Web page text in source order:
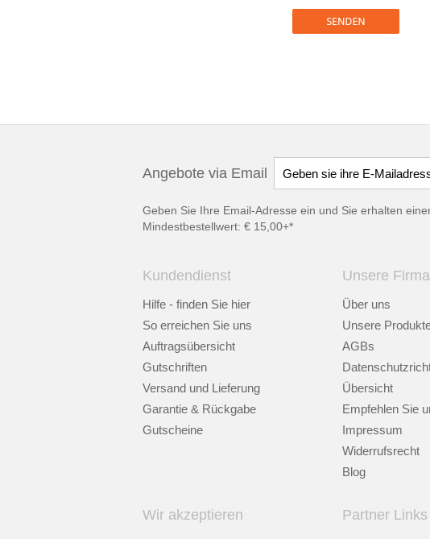
Angebote via Email
Geben Sie Ihre Email-Adresse ein und Sie erhalten
Mindestbestellwert: € 15,00+*
Kundendienst
Hilfe - finden Sie hier
So erreichen Sie uns
Auftragsübersicht
Gutschriften
Versand und Lieferung
Garantie & Rückgabe
Gutscheine
Unsere Firma
Über uns
Unsere
AGBs
Übersicht
Empfehlen Sie
Impressum
Widerrufsrecht
Blog
Wir akzeptieren Partner Links